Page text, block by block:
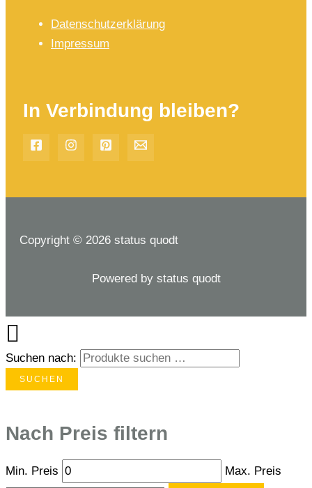
Datenschutzerklärung
Impressum
In Verbindung bleiben?
Copyright © 2026 status quodt
Powered by status quodt
Suchen nach:
SUCHEN
Nach Preis filtern
Min. Preis Max. Preis